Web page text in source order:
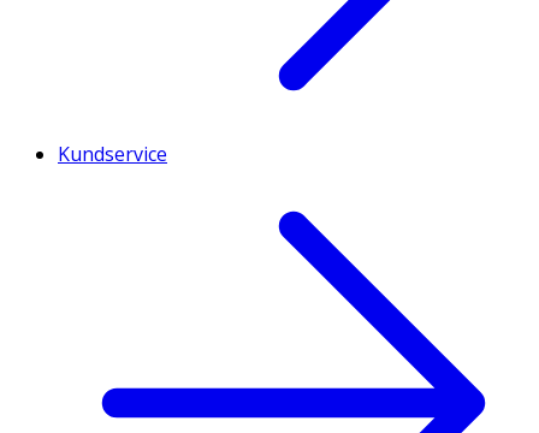
Kundservice